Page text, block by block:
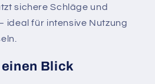
sichere Schläge und
ideal für intensive Nutzung
Blick